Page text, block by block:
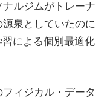
ルジムがトレーナ
泉としていたのに
による個別最適化
ィジカル・データ